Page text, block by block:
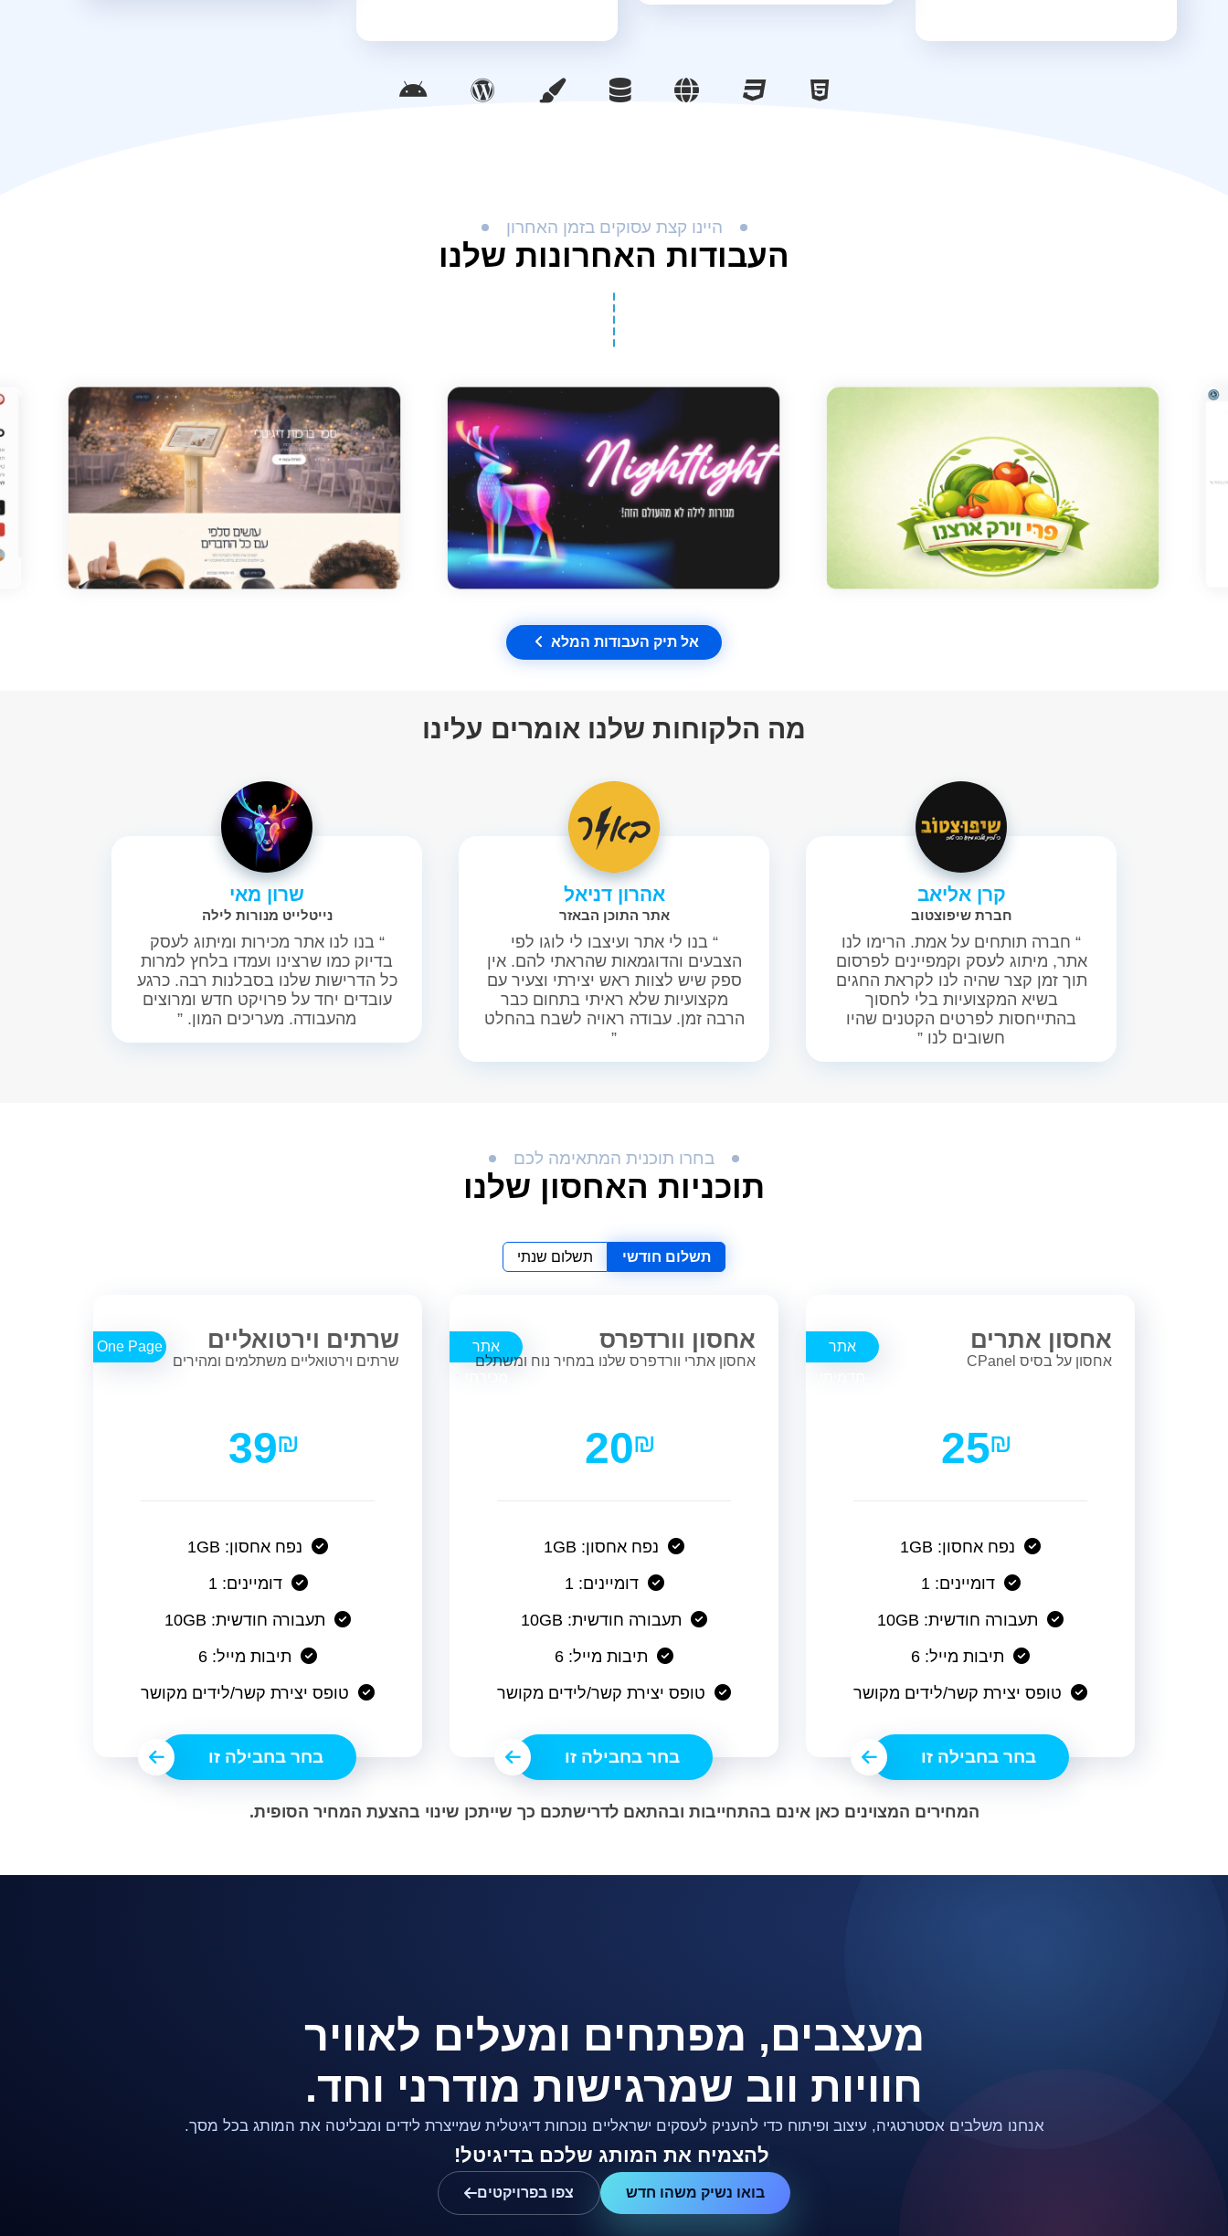
היינו קצת עסוקים בזמן האחרון
העבודות האחרונות שלנו
אל תיק העבודות המלא
מה הלקוחות שלנו אומרים עלינו
שרון מאי
נייטלייט מנורות לילה
“ בנו לנו אתר מכירות ומיתוג לעסק
בדיוק כמו שרצינו ועמדו בלחץ למרות
כל הדרישות שלנו בסבלנות רבה. כרגע
עובדים יחד על פרויקט חדש ומרוצים
מהעבודה. מעריכים המון. ”
אהרון דניאל
אתר התוכן הבאזר
“ בנו לי אתר ועיצבו לי לוגו לפי
הצבעים והדוגמאות שהראתי להם. אין
ספק שיש לצוות ראש יצירתי וצעיר עם
מקצועיות שלא ראיתי בתחום כבר
הרבה זמן. עבודה ראויה לשבח בהחלט
”
קרן אליאב
חברת שיפוצטוב
“ חברה תותחים על אמת. הרימו לנו
אתר, מיתוג לעסק וקמפיינים לפרסום
תוך זמן קצר שהיה לנו לקראת החגים
בשיא המקצועיות בלי לחסוך
בהתייחסות לפרטים הקטנים שהיו
חשובים לנו ”
בחרו תוכנית המתאימה לכם
תוכניות האחסון שלנו
תשלום חודשי תשלום שנתי
One Page שרתים וירטואליים
שרתים וירטואליים משתלמים ומהירים
39₪
נפח אחסון: 1GB
דומיינים: 1
תעבורה חודשית: 10GB
תיבות מייל: 6
טופס יצירת קשר/לידים מקושר
בחר בחבילה זו
אתר
אחסון וורדפרס
אחסון אתרי וורדפרס שלנו במחיר נוח ומשתלם
20₪
נפח אחסון: 1GB
דומיינים: 1
תעבורה חודשית: 10GB
תיבות מייל: 6
טופס יצירת קשר/לידים מקושר
בחר בחבילה זו
אתר
אחסון אתרים
אחסון על בסיס CPanel
25₪
נפח אחסון: 1GB
דומיינים: 1
תעבורה חודשית: 10GB
תיבות מייל: 6
טופס יצירת קשר/לידים מקושר
בחר בחבילה זו
המחירים המצוינים כאן אינם בהתחייבות ובהתאם לדרישתכם כך שייתכן שינוי בהצעת המחיר הסופית.
מעצבים, מפתחים ומעלים לאוויר
חוויות ווב שמרגישות מודרני וחד.
אנחנו משלבים אסטרטגיה, עיצוב ופיתוח כדי להעניק לעסקים ישראליים נוכחות דיגיטלית שמייצרת לידים ומבליטה את המותג בכל מסך.
להצמיח את המותג שלכם בדיגיטל!
בואו נשיק משהו חדש צפו בפרויקטים